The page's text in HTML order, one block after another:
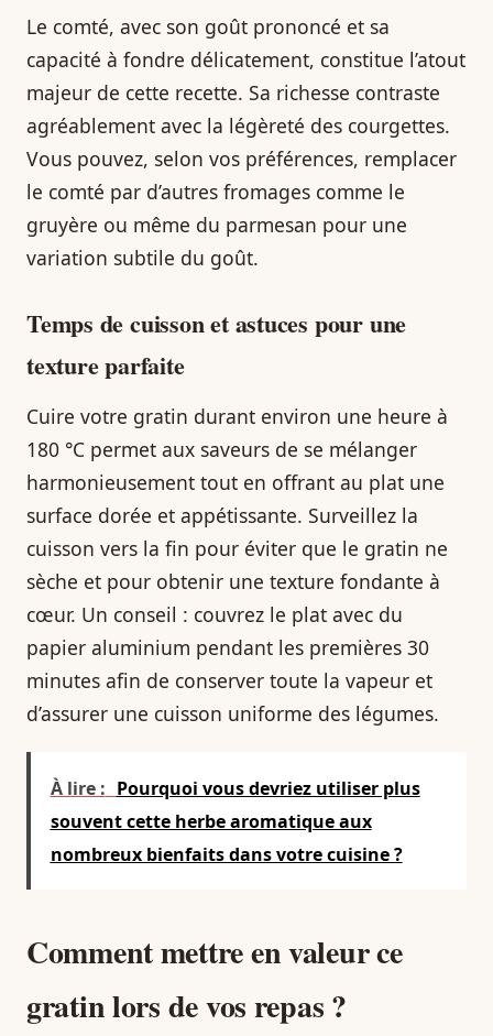
Le comté, avec son goût prononcé et sa
capacité à fondre délicatement, constitue l’atout
majeur de cette recette. Sa richesse contraste
agréablement avec la légèreté des courgettes.
Vous pouvez, selon vos préférences, remplacer
le comté par d’autres fromages comme le
gruyère ou même du parmesan pour une
variation subtile du goût.
Temps de cuisson et astuces pour une
texture parfaite
Cuire votre gratin durant environ une heure à
180 °C permet aux saveurs de se mélanger
harmonieusement tout en offrant au plat une
surface dorée et appétissante. Surveillez la
cuisson vers la fin pour éviter que le gratin ne
sèche et pour obtenir une texture fondante à
cœur. Un conseil : couvrez le plat avec du
papier aluminium pendant les premières 30
minutes afin de conserver toute la vapeur et
d’assurer une cuisson uniforme des légumes.
À lire : Pourquoi vous devriez utiliser plus
souvent cette herbe aromatique aux
nombreux bienfaits dans votre cuisine ?
Comment mettre en valeur ce
gratin lors de vos repas ?